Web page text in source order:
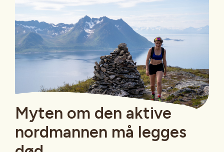
Myten om den aktive
nordmannen må legges